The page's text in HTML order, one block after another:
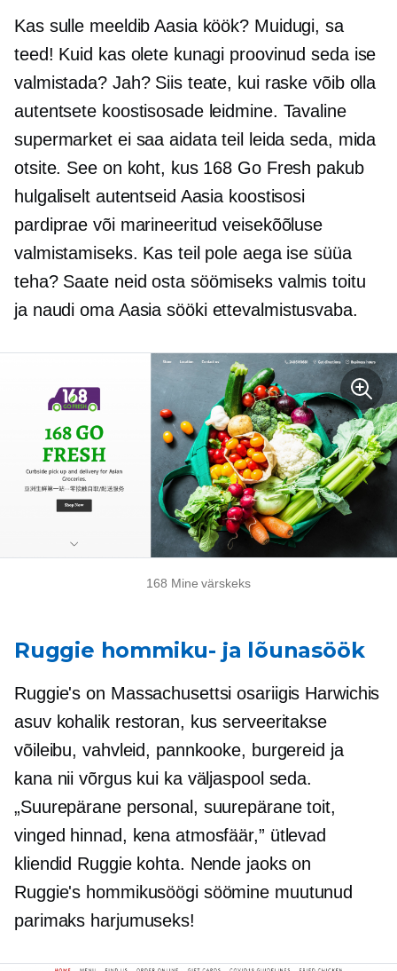
Kas sulle meeldib Aasia köök? Muidugi, sa
teed! Kuid kas olete kunagi proovinud seda ise
valmistada? Jah? Siis teate, kui raske võib olla
autentsete koostisosade leidmine. Tavaline
supermarket ei saa aidata teil leida seda, mida
otsite. See on koht, kus 168 Go Fresh pakub
hulgaliselt autentseid Aasia koostisosi
pardiprae või marineeritud veisekõõluse
valmistamiseks. Kas teil pole aega ise süüa
teha? Saate neid osta söömiseks valmis toitu
ja naudi oma Aasia sööki ettevalmistusvaba.
168 Mine värskeks
Ruggie hommiku- ja lõunasöök
Ruggie's on Massachusettsi osariigis Harwichis
asuv kohalik restoran, kus serveeritakse
võileibu, vahvleid, pannkooke, burgereid ja
kana nii võrgus kui ka väljaspool seda.
„Suurepärane personal, suurepärane toit,
vinged hinnad, kena atmosfäär,” ütlevad
kliendid Ruggie kohta. Nende jaoks on
Ruggie's hommikusöögi söömine muutunud
parimaks harjumuseks!